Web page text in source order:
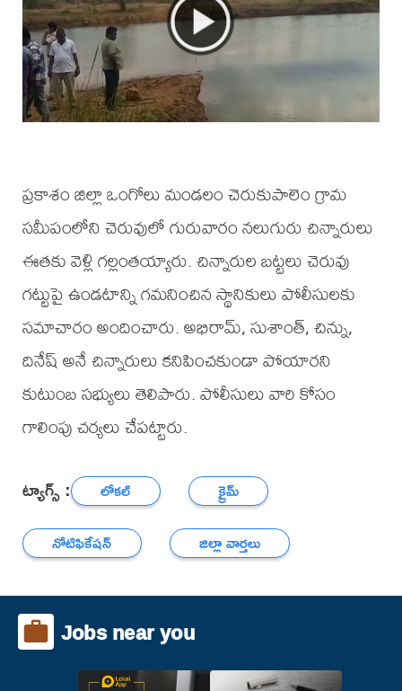
ప్రకాశం జిల్లా ఒంగోలు మండలం చెరుకుపాలెం గ్రామ
సమీపంలోని చెరువులో గురువారం నలుగురు చిన్నారులు
ఈతకు వెళ్లి గల్లంతయ్యారు. చిన్నారుల బట్టలు చెరువు
గట్టుపై ఉండటాన్ని గమనించిన స్థానికులు పోలీసులకు
సమాచారం అందించారు. అభిరామ్, సుశాంత్, చిన్ను,
దినేష్ అనే చిన్నారులు కనిపించకుండా పోయారని
కుటుంబ సభ్యులు తెలిపారు. పోలీసులు వారి కోసం
గాలింపు చర్యలు చేపట్టారు.
ట్యాగ్స్ : లోకల్
క్రైమ్
నోటిఫికేషన్
జిల్లా వార్తలు
Jobs near you